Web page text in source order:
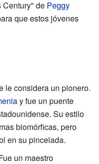
Century" de Peggy
que estos jóvenes
le considera un pionero.
y fue un puente
Su estilo
biomórficas, pero
en su pincelada.
un maestro